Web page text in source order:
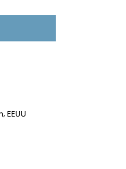
EEUU